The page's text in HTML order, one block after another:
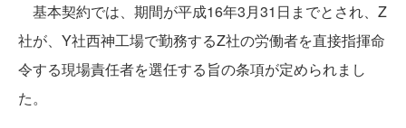
基本契約では、期間が平成16年3月31日までとされ、Z
社が、Y社西神工場で勤務するZ社の労働者を直接指揮命
令する現場責任者を選任する旨の条項が定められまし
た。